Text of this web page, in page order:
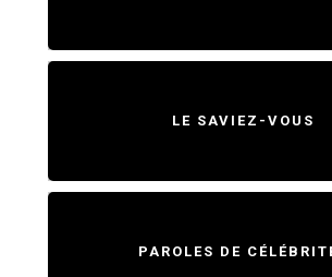
LE SAVIEZ-VOUS
PAROLES DE